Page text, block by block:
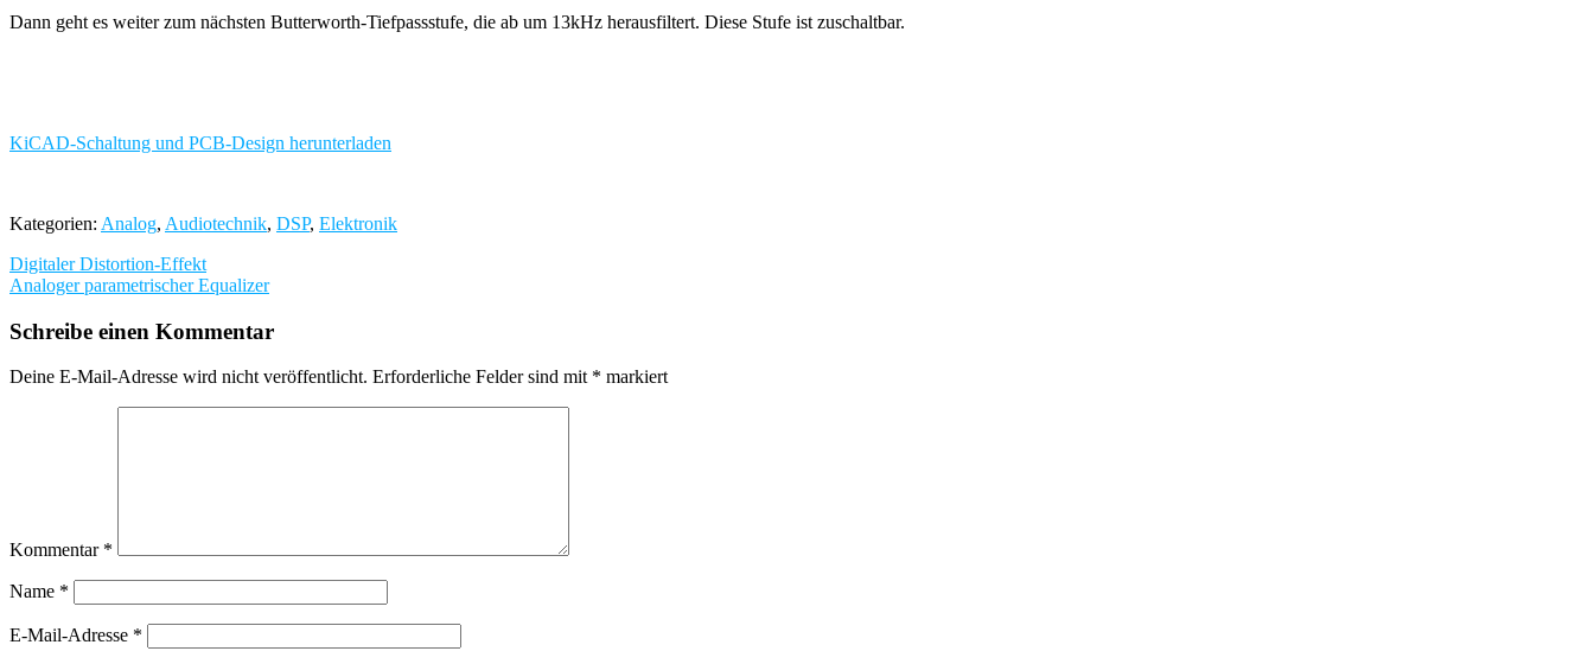
Dann geht es weiter zum nächsten Butterworth-Tiefpassstufe, die ab um 13kHz herausfiltert. Diese Stufe ist zuschaltbar.
KiCAD-Schaltung und PCB-Design herunterladen
Kategorien: Analog, Audiotechnik, DSP, Elektronik
Beitragsnavigation
Digitaler Distortion-Effekt
Analoger parametrischer Equalizer
Schreibe einen Kommentar
Deine E-Mail-Adresse wird nicht veröffentlicht. Erforderliche Felder sind mit * markiert
Kommentar *
Name *
E-Mail-Adresse *